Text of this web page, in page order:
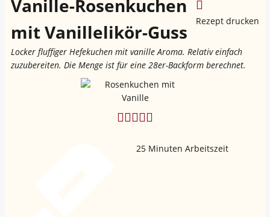
Rezept drucken
Vanille-Rosenkuchen
mit Vanillelikör-Guss
Locker fluffiger Hefekuchen mit vanille Aroma. Relativ einfach
zuzubereiten. Die Menge ist für eine 28er-Backform berechnet.
25 Minuten Arbeitszeit